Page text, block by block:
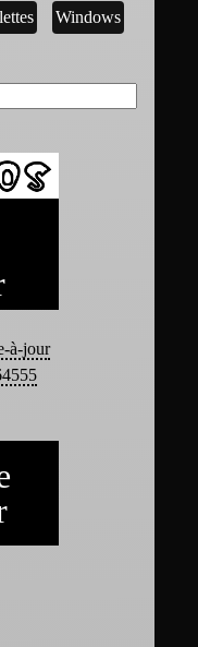
Windows
à-jour